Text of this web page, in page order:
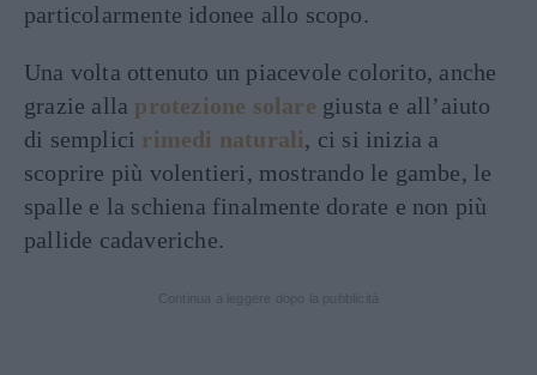
particolarmente idonee allo scopo.
Una volta ottenuto un piacevole colorito, anche
grazie alla protezione solare giusta e all’aiuto
di semplici rimedi naturali, ci si inizia a
scoprire più volentieri, mostrando le gambe, le
spalle e la schiena finalmente dorate e non più
pallide cadaveriche.